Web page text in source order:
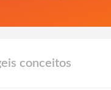
conceitos